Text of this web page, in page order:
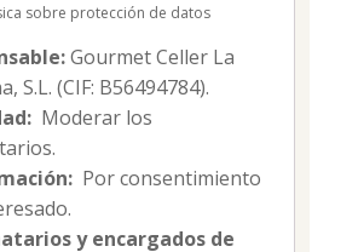
sobre protección de datos
Gourmet Celler La
S.L. (CIF: B56494784).
Moderar los
Por consentimiento
y encargados de